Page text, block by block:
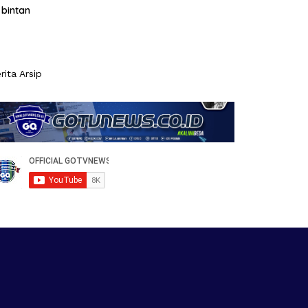
bintan
Arsip